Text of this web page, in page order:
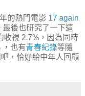
的熱門電影 17 again
最後也研究了一下這
收視 2.7%，因為同時
，也有青春紀錄等隨
，恰好給中年人回顧